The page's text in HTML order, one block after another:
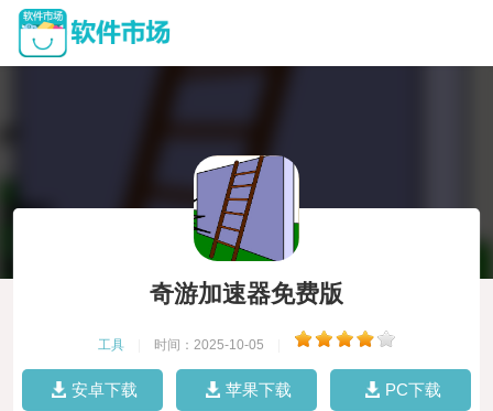
奇游加速器免费版
工具 时间：2025-10-05
安卓下载 苹果下载 PC下载